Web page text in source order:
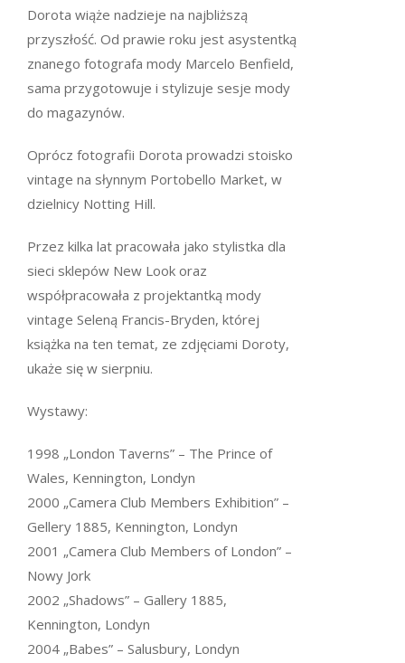
Dorota wiąże nadzieje na najbliższą
przyszłość. Od prawie roku jest asystentką
znanego fotografa mody Marcelo Benfield,
sama przygotowuje i stylizuje sesje mody
do magazynów.
Oprócz fotografii Dorota prowadzi stoisko
vintage na słynnym Portobello Market, w
dzielnicy Notting Hill.
Przez kilka lat pracowała jako stylistka dla
sieci sklepów New Look oraz
współpracowała z projektantką mody
vintage Seleną Francis-Bryden, której
książka na ten temat, ze zdjęciami Doroty,
ukaże się w sierpniu.
Wystawy:
1998 „London Taverns” – The Prince of
Wales, Kennington, Londyn
2000 „Camera Club Members Exhibition” –
Gellery 1885, Kennington, Londyn
2001 „Camera Club Members of London” –
Nowy Jork
2002 „Shadows” – Gallery 1885,
Kennington, Londyn
2004 „Babes” – Salusbury, Londyn